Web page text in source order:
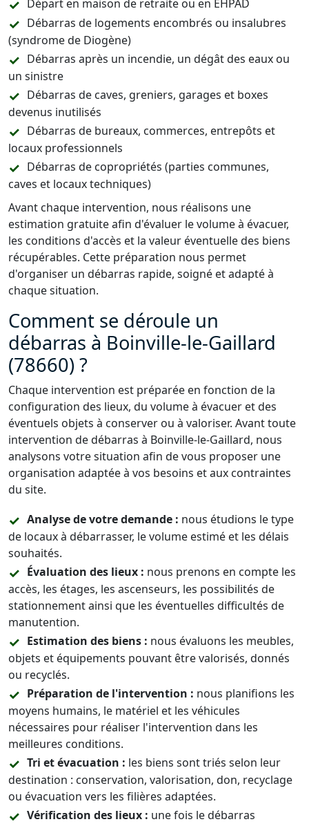
Départ en maison de retraite ou en EHPAD
Débarras de logements encombrés ou insalubres
(syndrome de Diogène)
Débarras après un incendie, un dégât des eaux ou
un sinistre
Débarras de caves, greniers, garages et boxes
devenus inutilisés
Débarras de bureaux, commerces, entrepôts et
locaux professionnels
Débarras de copropriétés (parties communes,
caves et locaux techniques)
Avant chaque intervention, nous réalisons une
estimation gratuite afin d'évaluer le volume à évacuer,
les conditions d'accès et la valeur éventuelle des biens
récupérables. Cette préparation nous permet
d'organiser un débarras rapide, soigné et adapté à
chaque situation.
Comment se déroule un
débarras à Boinville-le-Gaillard
(78660) ?
Chaque intervention est préparée en fonction de la
configuration des lieux, du volume à évacuer et des
éventuels objets à conserver ou à valoriser. Avant toute
intervention de débarras à Boinville-le-Gaillard, nous
analysons votre situation afin de vous proposer une
organisation adaptée à vos besoins et aux contraintes
du site.
Analyse de votre demande : nous étudions le type
de locaux à débarrasser, le volume estimé et les délais
souhaités.
Évaluation des lieux : nous prenons en compte les
accès, les étages, les ascenseurs, les possibilités de
stationnement ainsi que les éventuelles difficultés de
manutention.
Estimation des biens : nous évaluons les meubles,
objets et équipements pouvant être valorisés, donnés
ou recyclés.
Préparation de l'intervention : nous planifions les
moyens humains, le matériel et les véhicules
nécessaires pour réaliser l'intervention dans les
meilleures conditions.
Tri et évacuation : les biens sont triés selon leur
destination : conservation, valorisation, don, recyclage
ou évacuation vers les filières adaptées.
Vérification des lieux : une fois le débarras